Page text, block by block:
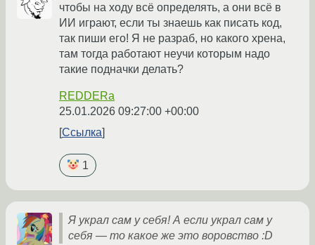
чтобы на ходу всё определять, а они всё в
ИИ играют, если ты знаешь как писать код,
так пиши его! Я не разраб, но какого хрена,
там тогда работают неучи которым надо
такие подначки делать?
REDDERa
25.01.2026 09:27:00 +00:00
Ссылка
1
Я украл сам у себя! А если украл сам у
себя — то какое же это воровство :D